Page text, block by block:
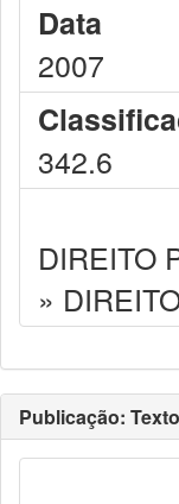
Data
2007
342.6
DIREITO
»
Publicação: